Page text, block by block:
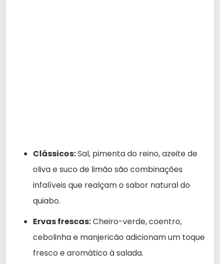
Clássicos:Sal, pimenta do reino, azeite de
oliva e suco de limão são combinações
infalíveis que realçam o sabor natural do
quiabo.
Ervas frescas:Cheiro-verde, coentro,
cebolinha e manjericão adicionam um toque
fresco e aromático à salada.